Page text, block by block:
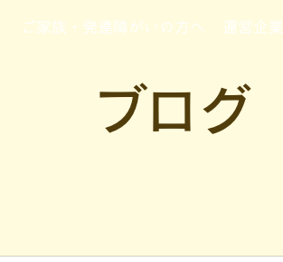
ご家族・発達障がいの方へ 運営企業
ブログ